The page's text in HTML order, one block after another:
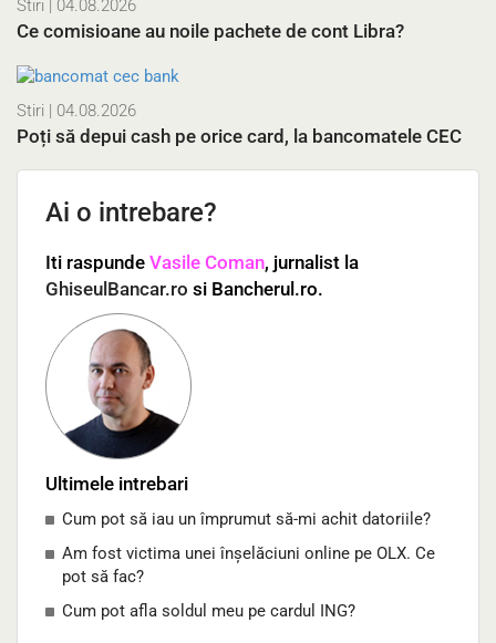
Stiri | 04.08.2026
Ce comisioane au noile pachete de cont Libra?
Stiri | 04.08.2026
Poți să depui cash pe orice card, la bancomatele CEC
Ai o intrebare?
Iti raspunde Vasile Coman, jurnalist la
GhiseulBancar.ro si Bancherul.ro.
Ultimele intrebari
Cum pot să iau un împrumut să-mi achit datoriile?
Am fost victima unei înșelăciuni online pe OLX. Ce
pot să fac?
Cum pot afla soldul meu pe cardul ING?